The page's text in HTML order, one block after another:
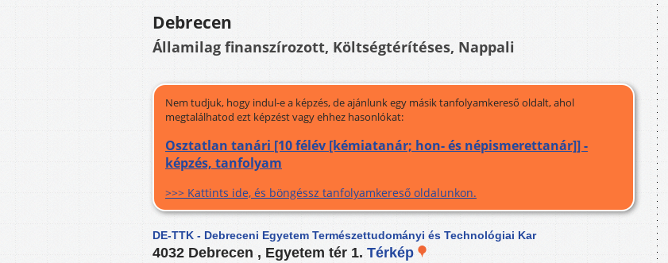
Debrecen
Államilag finanszírozott, Költségtérítéses, Nappali
Nem tudjuk, hogy indul-e a képzés, de ajánlunk egy másik tanfolyamkereső oldalt, ahol
megtalálhatod ezt képzést vagy ehhez hasonlókat:
Osztatlan tanári [10 félév [kémiatanár; hon- és népismerettanár]] -
képzés, tanfolyam
>>> Kattints ide, és böngéssz tanfolyamkereső oldalunkon.
DE-TTK - Debreceni Egyetem Természettudományi és Technológiai Kar
4032 Debrecen , Egyetem tér 1. Térkép